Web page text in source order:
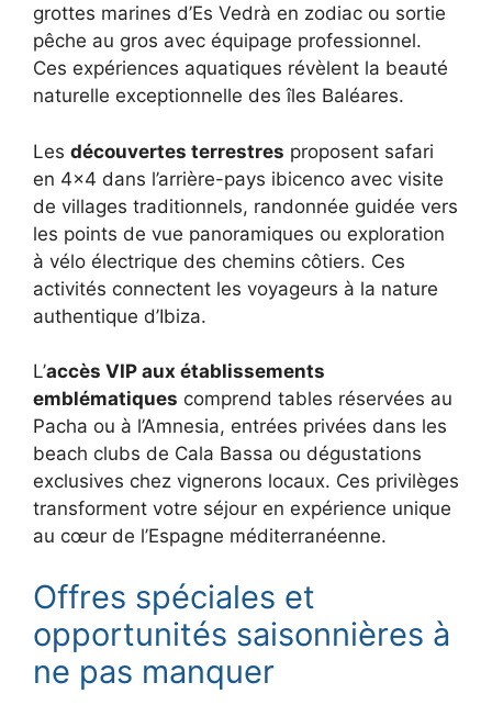
grottes marines d’Es Vedrà en zodiac ou sortie
pêche au gros avec équipage professionnel.
Ces expériences aquatiques révèlent la beauté
naturelle exceptionnelle des îles Baléares.
Les découvertes terrestres proposent safari
en 4×4 dans l’arrière-pays ibicenco avec visite
de villages traditionnels, randonnée guidée vers
les points de vue panoramiques ou exploration
à vélo électrique des chemins côtiers. Ces
activités connectent les voyageurs à la nature
authentique d’Ibiza.
L’accès VIP aux établissements
emblématiques comprend tables réservées au
Pacha ou à l’Amnesia, entrées privées dans les
beach clubs de Cala Bassa ou dégustations
exclusives chez vignerons locaux. Ces privilèges
transforment votre séjour en expérience unique
au cœur de l’Espagne méditerranéenne.
Offres spéciales et
opportunités saisonnières à
ne pas manquer